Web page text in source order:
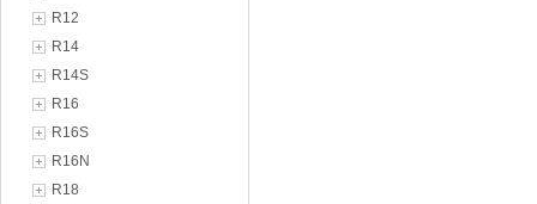
R12
R14
R14S
R16
R16S
R16N
R18